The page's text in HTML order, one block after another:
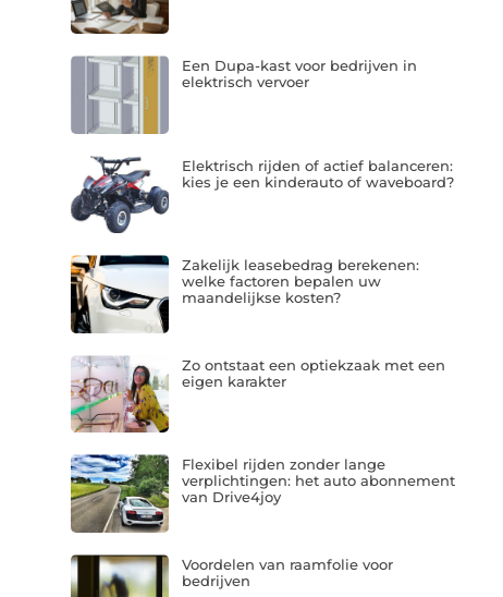
Een Dupa-kast voor bedrijven in
elektrisch vervoer
Elektrisch rijden of actief balanceren:
kies je een kinderauto of waveboard?
Zakelijk leasebedrag berekenen:
welke factoren bepalen uw
maandelijkse kosten?
Zo ontstaat een optiekzaak met een
eigen karakter
Flexibel rijden zonder lange
verplichtingen: het auto abonnement
van Drive4joy
Voordelen van raamfolie voor
bedrijven